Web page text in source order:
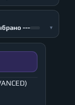
--- ▾